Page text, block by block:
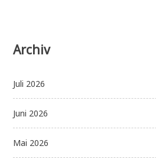
Archiv
Juli 2026
Juni 2026
Mai 2026